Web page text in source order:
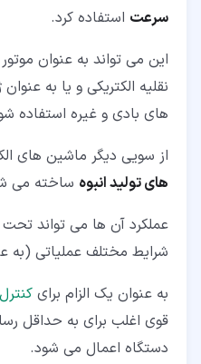
سرعت استفاده کرد.
این می تواند به عنوان
نقلیه الکتریکی و یا به عنوان
های بادی و غیره استفاده
از سویی دیگر ماشین های
های تولید انبوه ساخته می
عملکرد آن ها می تواند تحت
شرایط مختلف عملیاتی (به
به عنوان یک الزام برای
قوی اغلب برای به حداقل
دستگاه اعمال می شود.